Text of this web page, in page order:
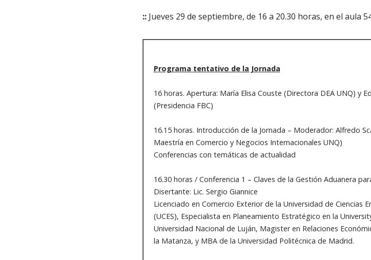
:: Jueves 29 de septiembre, de 16 a 20.30 horas, en el aula
Programa tentativo de la Jornada
16 horas. Apertura: María Elisa Couste (Directora DEA UNQ) y
(Presidencia FBC)
16.15 horas. Introducción de la Jornada – Moderador: Alfredo
Maestría en Comercio y Negocios Internacionales UNQ)
Conferencias con temáticas de actualidad
16.30 horas / Conferencia 1 – Claves de la Gestión Aduanera
Disertante: Lic. Sergio Giannice
Licenciado en Comercio Exterior de la Universidad de Ciencias
(UCES), Especialista en Planeamiento Estratégico en la
Universidad Nacional de Luján, Magister en Relaciones
la Matanza, y MBA de la Universidad Politécnica de Madrid.